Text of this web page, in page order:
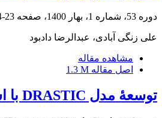
دوره 53، شماره 1، بهار 1400، صفحه 23-34
علی زنگی آبادی، عبدالرضا دادبود
مشاهده مقاله
اصل مقاله 1.3 M
توسعۀ مدل DRASTIC با استفاده از هوش مصنوعی در پتانسیل آلودگی آبخوان مناطق نیمه ‏خشک